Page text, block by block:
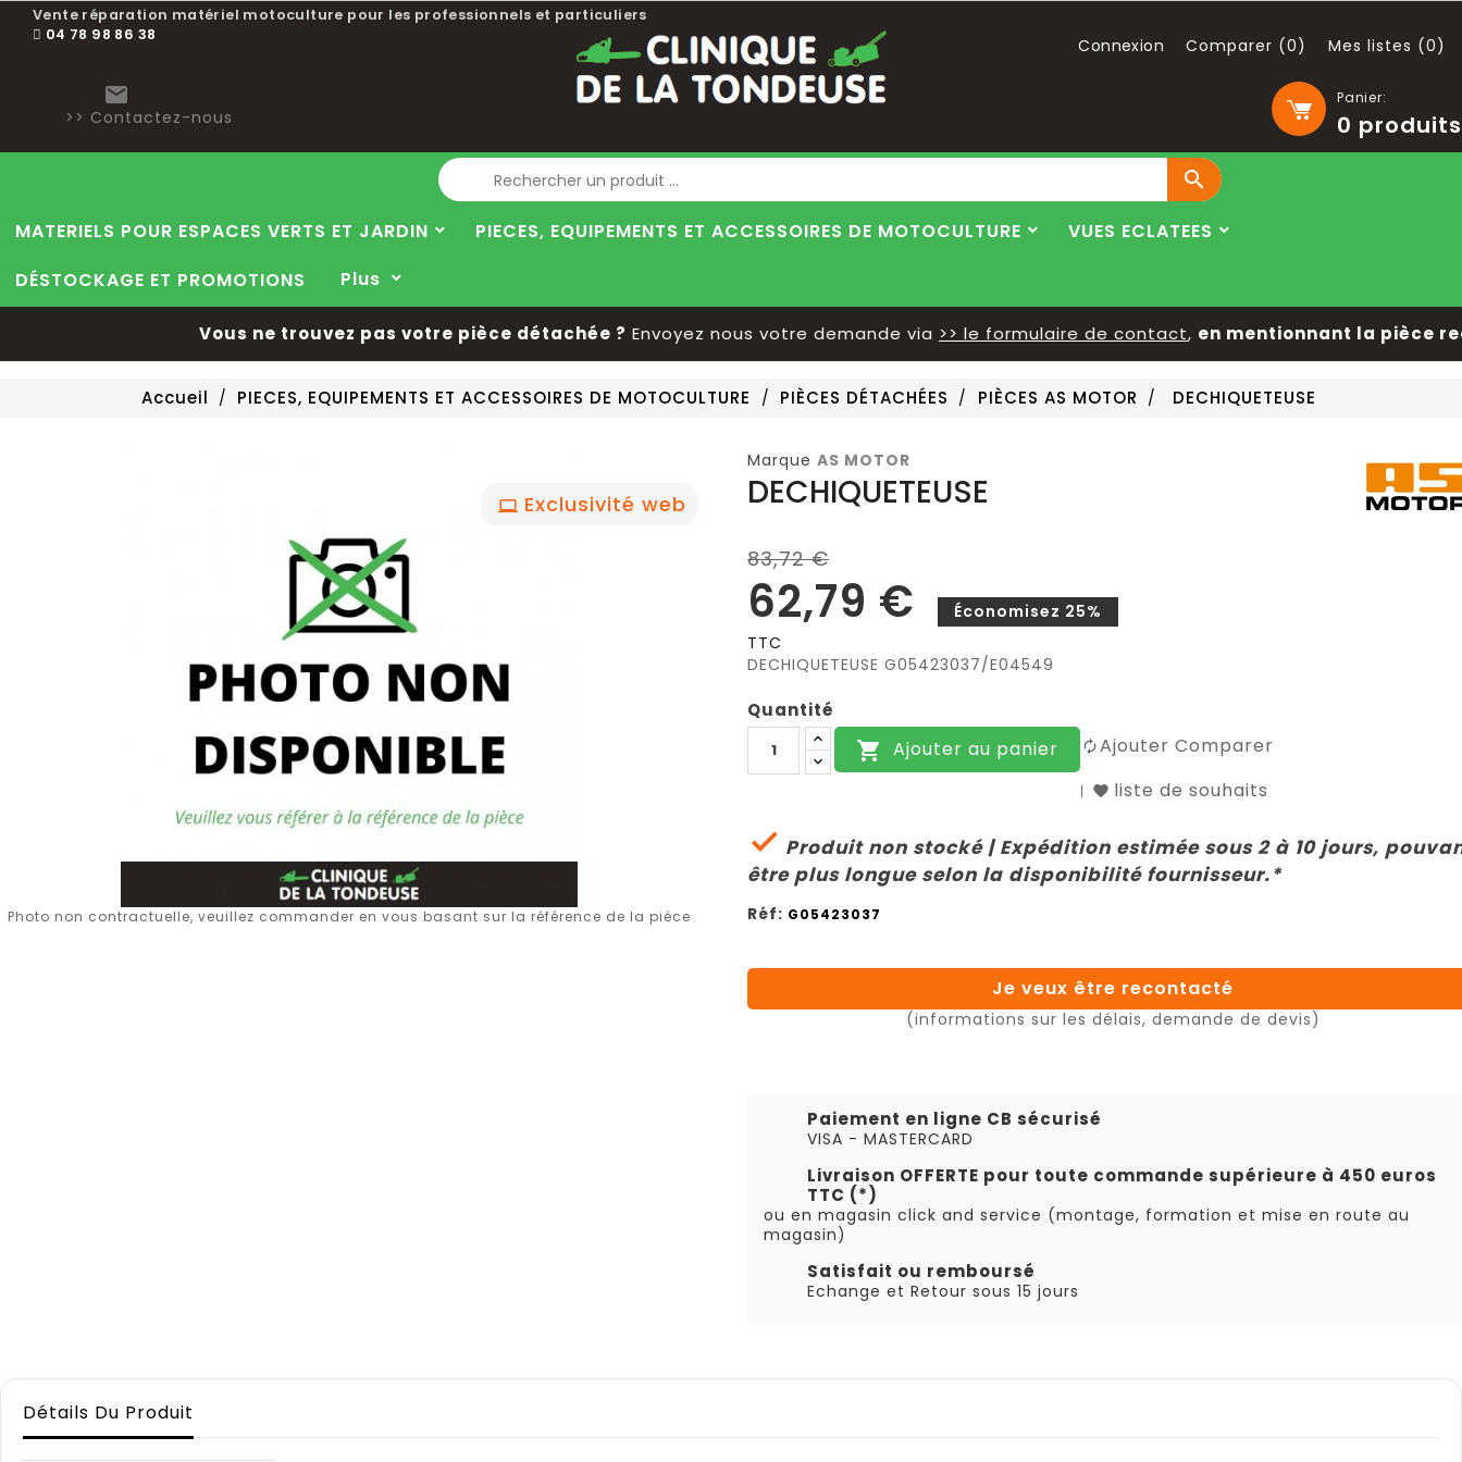
Vente réparation matériel motoculture pour les professionnels et particuliers
04 78 98 86 38
Panier:
0 produits

>> Contactez-nous
Connexion Comparer (0) Mes listes (0)
Blog

MATERIELS POUR ESPACES VERTS ET JARDIN PIECES, EQUIPEMENTS ET ACCESSOIRES DE MOTOCULTURE
VUES ECLATEES
DÉSTOCKAGE ET PROMOTIONS
Plus
Vous ne trouvez pas votre pièce détachée ?Envoyez nous votre demande via>> le formulaire de contact,en mentionnant la pièce
Accueil PIECES, EQUIPEMENTS ET ACCESSOIRES DE MOTOCULTURE PIÈCES DÉTACHÉES PIÈCES AS MOTOR DECHIQUETEUSE
Exclusivité web
Photo non contractuelle, veuillez commander en vous basant sur la référence de la pièce
Marque AS MOTOR
DECHIQUETEUSE
83,72 €
62,79 €
Économisez 25%
TTC
DECHIQUETEUSE G05423037/E04549
Quantité
 Ajouter au panier
Ajouter Comparer
liste de souhaits
 Produit non stocké | Expédition estimée sous 2 à 10 jours,
être plus longue selon la disponibilité fournisseur.*
Réf: G05423037
Je veux être recontacté
(informations sur les délais, demande de devis)
Paiement en ligne CB sécurisé
VISA - MASTERCARD
Livraison OFFERTE pour toute commande supérieure à 450 euros
TTC (*)
ou en magasin click and service (montage, formation et mise en route au
magasin)
Satisfait ou remboursé
Echange et Retour sous 15 jours
Détails Du Produit